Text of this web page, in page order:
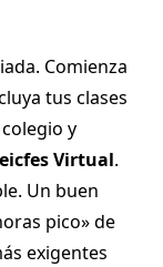
Comienza
tus clases
y
Virtual.
Un buen
pico» de
exigentes